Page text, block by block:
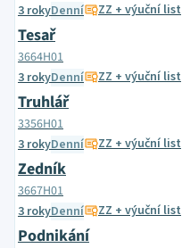
3 rokyDenní ZZ + výuční list
Tesař
3664H01
3 rokyDenní ZZ + výuční list
Truhlář
3356H01
3 rokyDenní ZZ + výuční list
Zedník
3667H01
3 rokyDenní ZZ + výuční list
Podnikání